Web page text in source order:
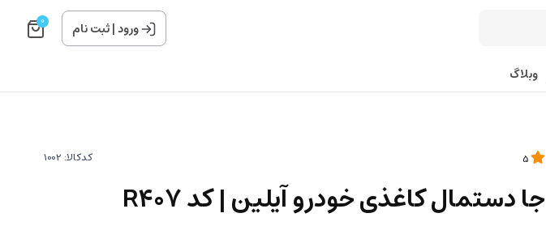
ورود|ثبت نام 0
وبلاگ
کدکالا:
جا دستمال کاغذی خودرو آیلین | کد R407